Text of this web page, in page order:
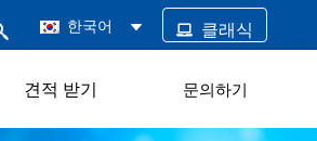
한국어 클래식
견적 받기 문의하기